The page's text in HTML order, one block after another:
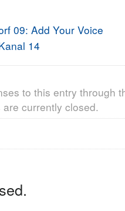
09: Add Your Voice
14
to this entry through
currently closed.